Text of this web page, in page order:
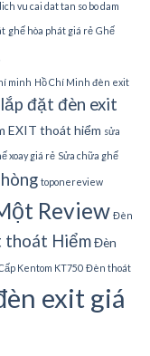
vu cai dat tan so bo dam
ghế hòa phát giá rẻ Ghế
minh Hồ Chí Minh đèn exit
đặt đèn exit
EXIT thoát hiểm sửa
xoay giá rẻ Sửa chữa ghế
toponereview
Review Đèn
thoát HiểmĐèn
Kentom KT750 Đèn thoát
exit giá